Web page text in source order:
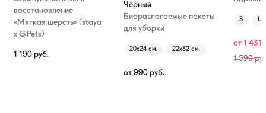
восстановление
«Мягкая шерсть» (staya
х G.Pets)
1 190 руб.
Чёрный
Биоразлагаемые пакеты
для уборки
20х24 см. 22х32 см.
от 990 руб.
S L
от 1 431
1 590